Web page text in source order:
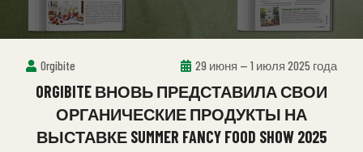
Orgibite 29 июня — 1 июля 2025 года
ORGIBITE ВНОВЬ ПРЕДСТАВИЛА СВОИ
ОРГАНИЧЕСКИЕ ПРОДУКТЫ НА
ВЫСТАВКЕ SUMMER FANCY FOOD SHOW 2025